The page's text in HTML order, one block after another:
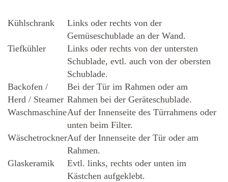
Kühlschrank
Links oder rechts von der
Gemüseschublade an der Wand.
Tiefkühler
Links oder rechts von der untersten
Schublade, evtl. auch von der obersten
Schublade.
Backofen /
Herd / Steamer
Bei der Tür im Rahmen oder am
Rahmen bei der Geräteschublade.
WaschmaschineAuf der Innenseite des Türrahmens oder
unten beim Filter.
WäschetrocknerAuf der Innenseite der Tür oder am
Rahmen.
Glaskeramik
Evtl. links, rechts oder unten im
Kästchen aufgeklebt.